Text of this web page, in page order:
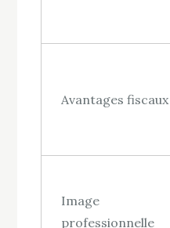
Avantages fiscaux
Image
professionnelle